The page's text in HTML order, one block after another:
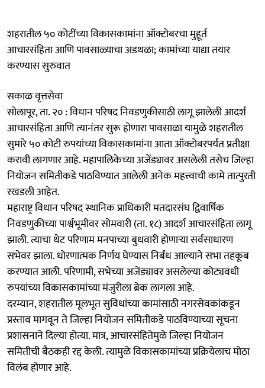
शहरातील ५० कोटींच्या विकासकामांना ऑक्टोबरचा मुहूर्त
आचारसंहिता आणि पावसाळ्याचा अडथळा; कामांच्या याद्या तयार
करण्यास सुरुवात
सकाळ वृत्तसेवा
सोलापूर, ता. २० : विधान परिषद निवडणुकीसाठी लागू झालेली आदर्श
आचारसंहिता आणि त्यानंतर सुरू होणारा पावसाळा यामुळे शहरातील
सुमारे ५० कोटी रुपयांच्या विकासकामांना आता ऑक्टोबरपर्यंत प्रतीक्षा
करावी लागणार आहे. महापालिकेच्या अजेंड्यावर असलेली तसेच जिल्हा
नियोजन समितीकडे पाठविण्यात आलेली अनेक महत्त्वाची कामे तात्पुरती
रखडली आहेत.
महाराष्ट्र विधान परिषद स्थानिक प्राधिकारी मतदारसंघ द्विवार्षिक
निवडणुकीच्या पार्श्वभूमीवर सोमवारी (ता. १८) आदर्श आचारसंहिता लागू
झाली. त्याचा थेट परिणाम मनपाच्या बुधवारी होणाऱ्या सर्वसाधारण
सभेवर झाला. धोरणात्मक निर्णय घेण्यास निर्बंध आल्याने सभा तहकूब
करण्यात आली. परिणामी, सभेच्या अजेंड्यावर असलेल्या कोट्यवधी
रुपयांच्या विकासकामांच्या मंजुरीला ब्रेक लागला आहे.
दरम्यान, शहरातील मूलभूत सुविधांच्या कामांसाठी नगरसेवकांकडून
प्रस्ताव मागवून ते जिल्हा नियोजन समितीकडे पाठविण्याच्या सूचना
प्रशासनाने दिल्या होत्या. मात्र, आचारसंहितेमुळे जिल्हा नियोजन
समितीची बैठकही रद्द केली. त्यामुळे विकासकामांच्या प्रक्रियेलाच मोठा
विलंब होणार आहे.